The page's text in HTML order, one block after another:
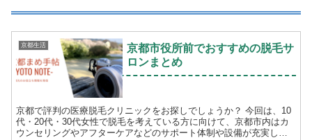
京都生活
京都市役所前でおすすめの脱毛サ
ロンまとめ
京都で評判の医療脱毛クリニックをお探しでしょうか？ 今回は、10
代・20代・30代女性で脱毛を考えている方に向けて、京都市内はカ
ウンセリングやアフターケアなどのサポート体制や設備が充実して